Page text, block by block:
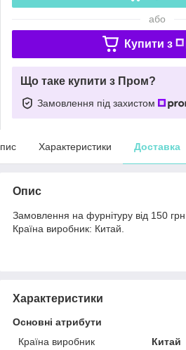
або
Купити з
Що таке купити з Пром?
Замовлення під захистом
Характеристики Доставка
Опис
Замовлення на фурнітуру від 150 грн.
Країна виробник: Китай.
Характеристики
Основні атрибути
Країна виробник
Китай